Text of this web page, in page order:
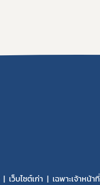
เว็บไซต์เก่า เฉพาะเจ้าหน้าที่